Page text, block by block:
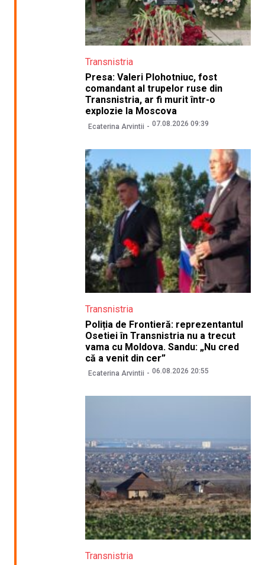
Transnistria
Presa: Valeri Plohotniuc, fost
comandant al trupelor ruse din
Transnistria, ar fi murit într-o
explozie la Moscova
Ecaterina Arvintii 07.08.2026 09:39
Transnistria
Poliția de Frontieră: reprezentantul
Osetiei în Transnistria nu a trecut
vama cu Moldova. Sandu: „Nu cred
că a venit din cer”
Ecaterina Arvintii 06.08.2026 20:55
Transnistria